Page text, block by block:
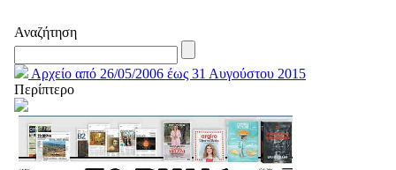
Αναζήτηση
Αρχείο από 26/05/2006 έως 31 Αυγούστου 2015
Περίπτερο